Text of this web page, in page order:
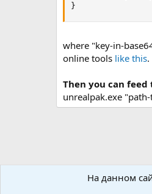
}
where "key-in-
online tools like this.
Then you can
unrealpak.exe
Ресурсы
На данном